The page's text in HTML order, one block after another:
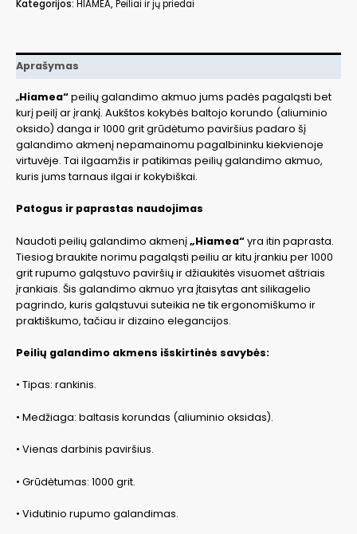
H1004C
Kategorijos: HIAMEA,Peiliai ir jų priedai
Aprašymas
„Hiamea“peilių galandimo akmuo jums padės pagaląsti bet
kurį peilį ar įrankį. Aukštos kokybės baltojo korundo (aliuminio
oksido) danga ir 1000 grit grūdėtumo paviršius padaro šį
galandimo akmenį nepamainomu pagalbininku kiekvienoje
virtuvėje. Tai ilgaamžis ir patikimas peilių galandimo akmuo,
kuris jums tarnaus ilgai ir kokybiškai.
Patogus ir paprastas naudojimas
Naudoti peilių galandimo akmenį„Hiamea“yra itin paprasta.
Tiesiog braukite norimu pagaląsti peiliu ar kitu įrankiu per 1000
grit rupumo galąstuvo paviršių ir džiaukitės visuomet aštriais
įrankiais. Šis galandimo akmuo yra įtaisytas ant silikagelio
pagrindo, kuris galąstuvui suteikia ne tik ergonomiškumo ir
praktiškumo, tačiau ir dizaino elegancijos.
Peilių galandimo akmens išskirtinės savybės:
• Tipas: rankinis.
• Medžiaga: baltasis korundas (aliuminio oksidas).
• Vienas darbinis paviršius.
• Grūdėtumas: 1000 grit.
• Vidutinio rupumo galandimas.